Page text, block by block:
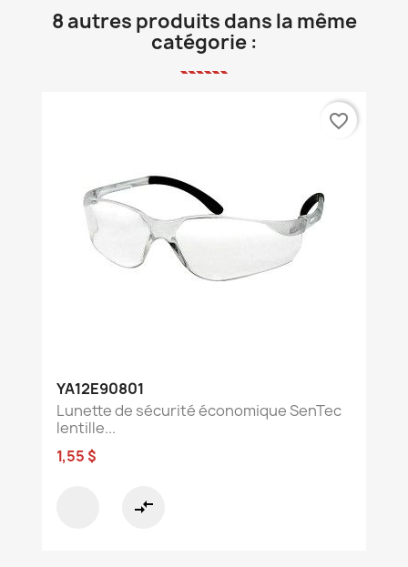
8 autres produits dans la même
catégorie :
YA12E90801
Lunette de sécurité économique SenTec
lentille...
1,55 $
compare_arrows
favorite_border